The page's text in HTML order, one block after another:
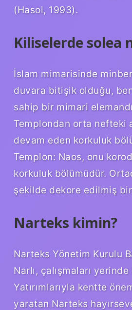
(Hasol, 1993).
Kiliselerde solea
İslam mimarisinde
duvara bitişik olduğu,
sahip bir mimari
Templondan orta nefteki
devam eden korkuluk
Templon: Naos, onu
korkuluk bölümüdür.
şekilde dekore edilmiş
Narteks kimin?
Narteks Yönetim Kurulu
Narlı, çalışmaları
Yatırımlarıyla kentte
yaratan Narteks